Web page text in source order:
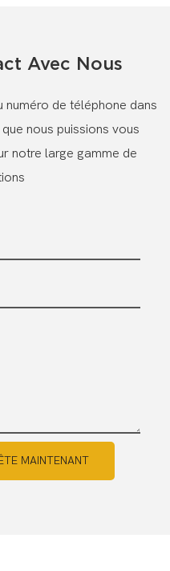
Avec Nous
numéro de téléphone dans
nous puissions vous
notre large gamme de
MAINTENANT